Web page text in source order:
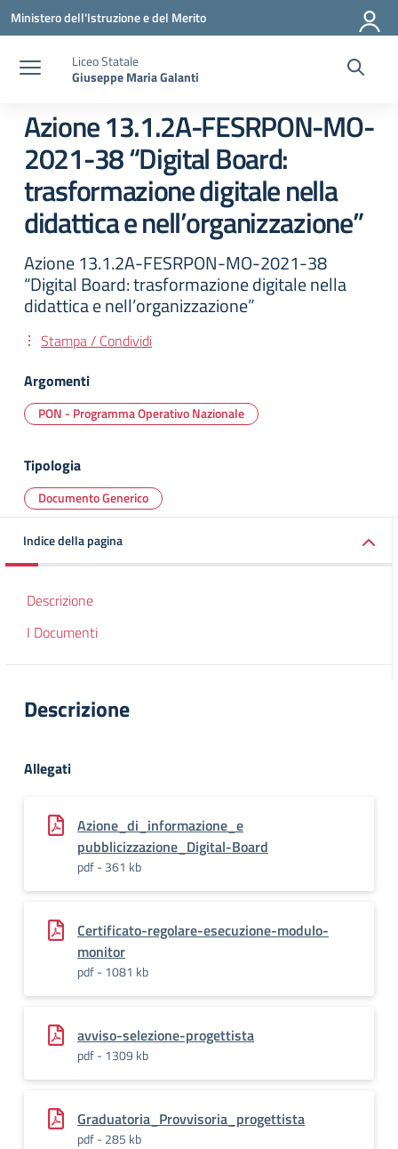
Vai ai contenuti
Vai al menu di navigazione
Vai al footer
Ministero dell'Istruzione e del Merito
Liceo Statale
Giuseppe Maria Galanti
Azione 13.1.2A-FESRPON-MO-
2021-38 “Digital Board:
trasformazione digitale nella
didattica e nell’organizzazione”
Azione 13.1.2A-FESRPON-MO-2021-38
“Digital Board: trasformazione digitale nella
didattica e nell’organizzazione”
Stampa / Condividi
Argomenti
PON - Programma Operativo Nazionale
Tipologia
Documento Generico
Indice della pagina
Descrizione
I Documenti
Descrizione
Allegati
Azione_di_informazione_e
pubblicizzazione_Digital-Board
pdf - 361 kb
Certificato-regolare-esecuzione-modulo-
monitor
pdf - 1081 kb
avviso-selezione-progettista
pdf - 1309 kb
Graduatoria_Provvisoria_progettista
pdf - 285 kb